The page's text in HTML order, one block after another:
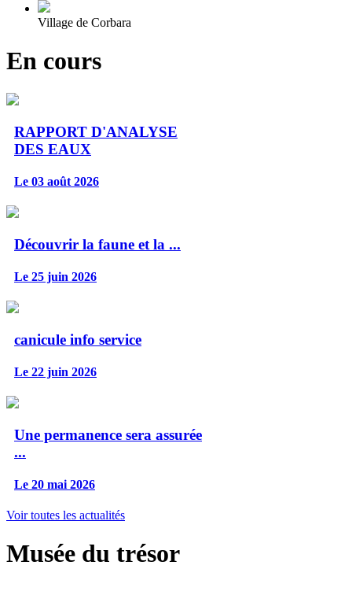
Village de Corbara
En cours
RAPPORT D'ANALYSE
DES EAUX
Le 03 août 2026
Découvrir la faune et la ...
Le 25 juin 2026
canicule info service
Le 22 juin 2026
Une permanence sera assurée
...
Le 20 mai 2026
Voir toutes les actualités
Musée du trésor